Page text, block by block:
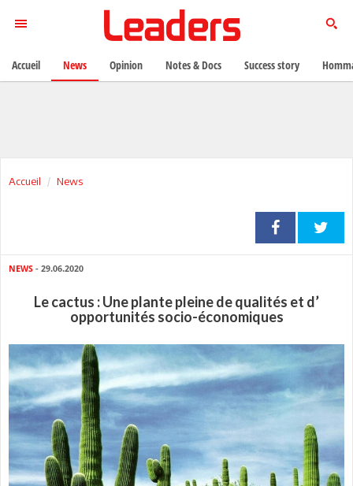
Accueil News
NEWS - 29.06.2020
Le cactus : Une plante pleine de qualités et d’
opportunités socio-économiques
Accueil News Opinion Notes & Docs Success story